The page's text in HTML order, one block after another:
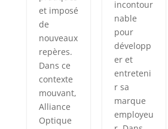
et imposé
de
nouveaux
repères.
Dans ce
contexte
mouvant,
Alliance
Optique
incontour
nable
pour
développ
er et
entreteni
r sa
marque
employeu